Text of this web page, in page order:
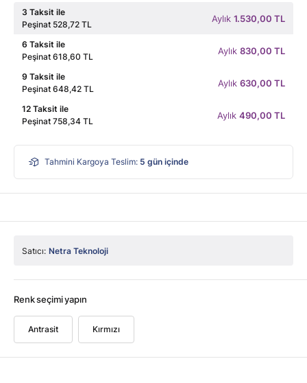
3 Taksit ile
Peşinat 528,72 TL
Aylık 1.530,00 TL
6 Taksit ile
Peşinat 618,60 TL
Aylık 830,00 TL
9 Taksit ile
Peşinat 648,42 TL
Aylık 630,00 TL
12 Taksit ile
Peşinat 758,34 TL
Aylık 490,00 TL
Tahmini Kargoya Teslim: 5 gün içinde
Satıcı: Netra Teknoloji
Renk seçimi yapın
Antrasit Kırmızı